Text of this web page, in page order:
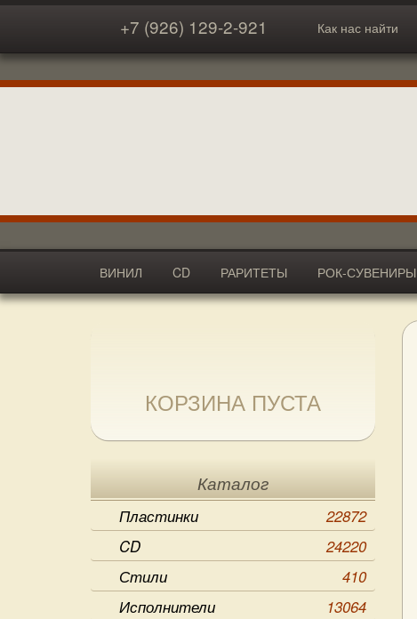
+7 (926) 129-2-921 Как нас найти
ВИНИЛ CD РАРИТЕТЫ РОК-СУВЕНИРЫ
АКСЕССУАРЫ
КОРЗИНА ПУСТА
Каталог
Пластинки
22872
CD
24220
Стили
410
Исполнители
13064